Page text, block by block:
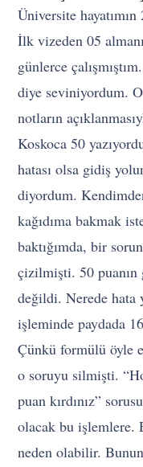
Üniversite
İlk vizeden 05
günlerce
diye seviniyordum.
notların
Koskoca 50
hatası olsa gidiş
diyordum.
kağıdıma bakmak
baktığımda, bir
çizilmişti. 50
değildi. Nerede hata
işleminde paydada
Çünkü formülü öyle
o soruyu silmişti.
puan kırdınız”
olacak bu işlemlere.
neden olabilir.